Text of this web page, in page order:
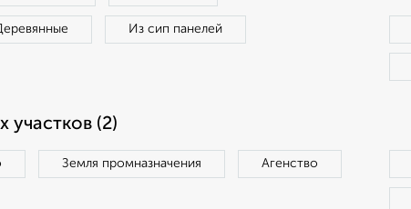
Из сип панелей
участков (2)
Земля промназначения Агенство